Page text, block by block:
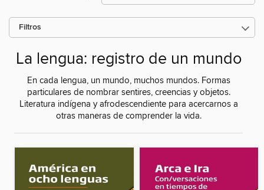
Filtros
La lengua: registro de un mundo
En cada lengua, un mundo, muchos mundos. Formas
particulares de nombrar sentires, creencias y objetos.
Literatura indígena y afrodescendiente para acercarnos a
otras maneras de comprender la vida.